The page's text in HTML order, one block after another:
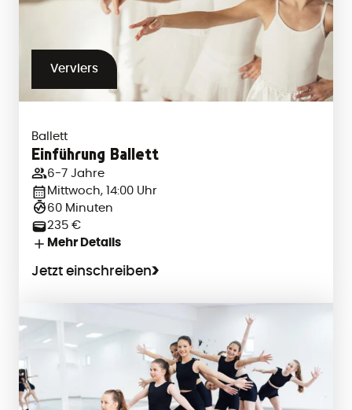
Verviers
Ballett
Einführung Ballett
6-7 Jahre
Mittwoch, 14:00 Uhr
60 Minuten
235 €
Mehr Details
Jetzt einschreiben